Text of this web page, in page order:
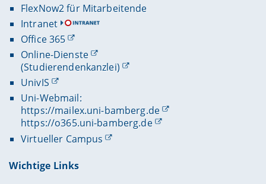
FlexNow2 für Mitarbeitende
Intranet
Office 365
Online-Dienste
(Studierendenkanzlei)
UnivIS
Uni-Webmail:
https://mailex.uni-bamberg.de
https://o365.uni-bamberg.de
Virtueller Campus
Wichtige Links